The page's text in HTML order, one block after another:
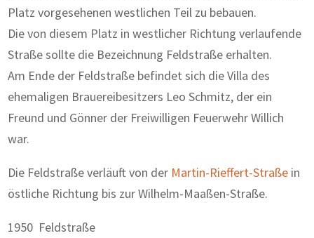
Platz vorgesehenen westlichen Teil zu bebauen.
Die von diesem Platz in westlicher Richtung verlaufende
Straße sollte die Bezeichnung Feldstraße erhalten.
Am Ende der Feldstraße befindet sich die Villa des
ehemaligen Brauereibesitzers Leo Schmitz, der ein
Freund und Gönner der Freiwilligen Feuerwehr Willich
war.
Die Feldstraße verläuft von der Martin-Rieffert-Straße in
östliche Richtung bis zur Wilhelm-Maaßen-Straße.
1950 Feldstraße